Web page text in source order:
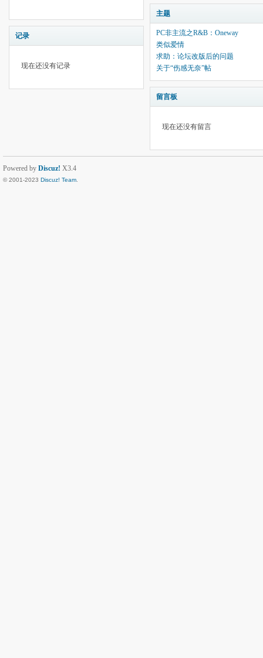
记录
现在还没有记录
主题
PC非主流之R&B：Oneway
类似爱情
求助：论坛改版后的问题
关于“伤感无奈”帖
留言板
现在还没有留言
Powered by Discuz! X3.4
© 2001-2023 Discuz! Team